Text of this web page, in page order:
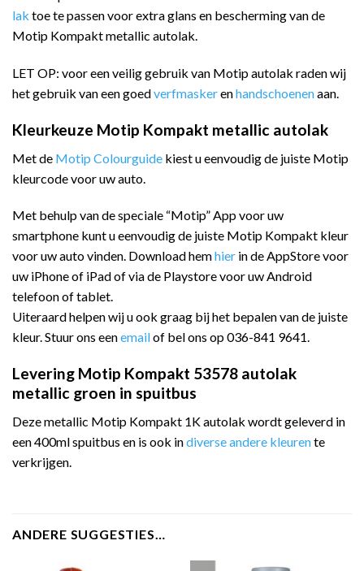
lak toe te passen voor extra glans en bescherming van de
Motip Kompakt metallic autolak.
LET OP: voor een veilig gebruik van Motip autolak raden wij
het gebruik van een goedverfmaskerenhandschoenenaan.
Kleurkeuze Motip Kompakt metallic autolak
Met de Motip Colourguide kiest u eenvoudig de juiste Motip
kleurcode voor uw auto.
Met behulp van de speciale “Motip” App voor uw
smartphone kunt u eenvoudig de juiste Motip Kompakt kleur
voor uw auto vinden. Download hemhier in de AppStore voor
uw iPhone of iPad of via de Playstore voor uw Android
telefoon of tablet.
Uiteraard helpen wij u ook graag bij het bepalen van de juiste
kleur. Stuur ons eenemailof bel ons op 036-841 9641.
Levering Motip Kompakt 53578 autolak
metallic groen in spuitbus
Deze metallic Motip Kompakt 1K autolak wordt geleverd in
een 400ml spuitbus en is ook indiverse andere kleurente
verkrijgen.
ANDERE SUGGESTIES…